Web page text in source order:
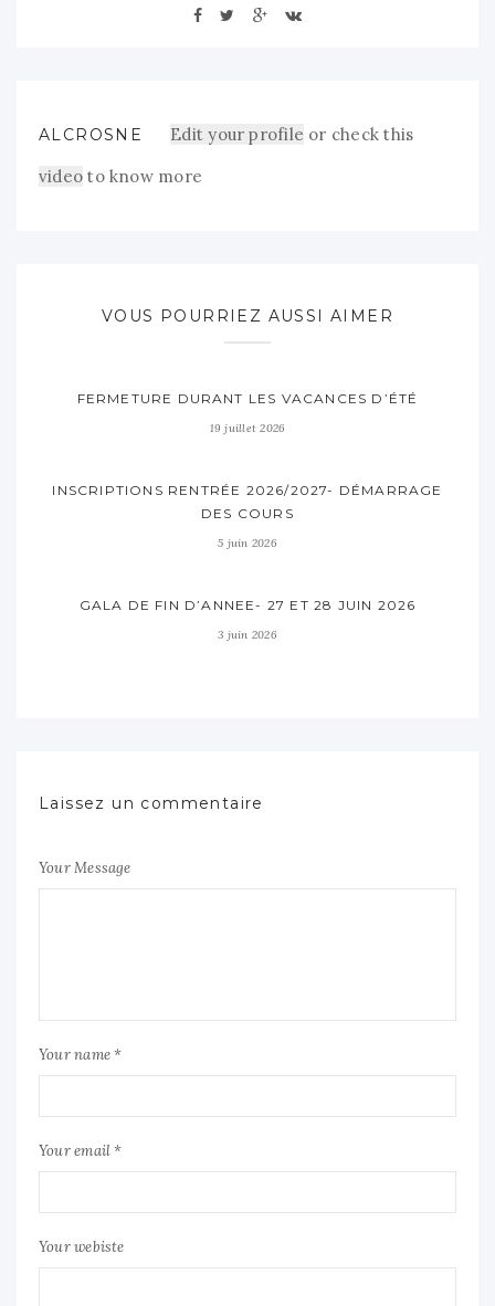
ALCROSNE Edit your profile or check this
video to know more
VOUS POURRIEZ AUSSI AIMER
FERMETURE DURANT LES VACANCES D’ÉTÉ
19 juillet 2026
INSCRIPTIONS RENTRÉE 2026/2027- DÉMARRAGE
DES COURS
5 juin 2026
GALA DE FIN D’ANNEE- 27 ET 28 JUIN 2026
3 juin 2026
Laissez un commentaire
Your Message
Your name *
Your email *
Your webiste